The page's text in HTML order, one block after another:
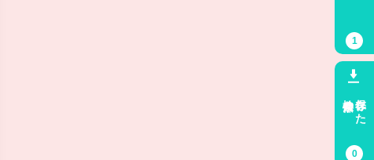
1
保存した
0